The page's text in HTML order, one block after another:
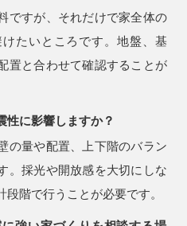
ですが、それだけで家全体の
たいところです。地盤、基
置と合わせて確認することが
性に影響しますか？
の量や配置、上下階のバラン
。採光や開放感を大切にしな
階で行うことが必要です。